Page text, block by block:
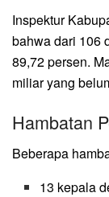
Inspektur
bahwa dari 106
89,72 persen.
miliar yang
Hambatan
Beberapa
13 kepala